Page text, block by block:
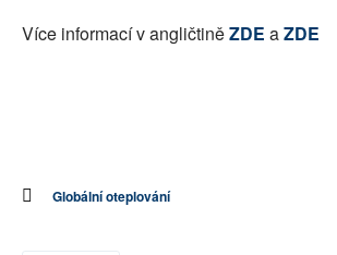
Více informací v angličtiněZDE aZDE
Globální oteplování